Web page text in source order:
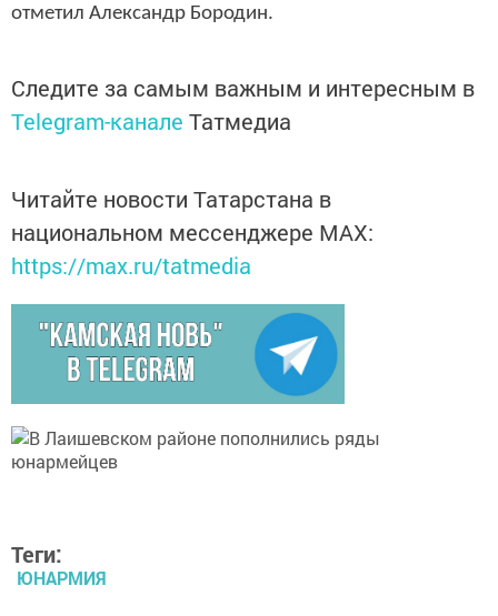
отметил Александр Бородин.
Следите за самым важным и интересным в
Telegram-канале Татмедиа
Читайте новости Татарстана в
национальном мессенджере MАХ:
https://max.ru/tatmedia
Теги:
ЮНАРМИЯ